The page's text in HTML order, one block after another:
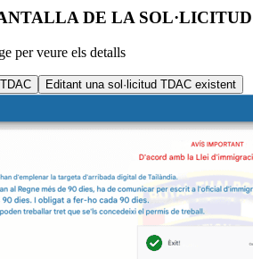
DE LA
per veure els detalls
Editant una sol·licitud TDAC existent